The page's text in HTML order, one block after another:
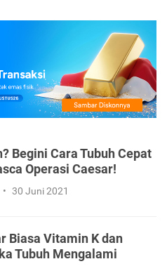
Begini Cara Tubuh Cepat
Operasi Caesar!
• 30 Juni 2021
Biasa Vitamin K dan
Tubuh Mengalami